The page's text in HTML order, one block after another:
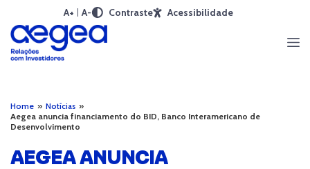
A+ A- Contraste Acessibilidade
Home » Notícias »
Aegea anuncia financiamento do BID, Banco Interamericano de
Desenvolvimento
AEGEA ANUNCIA